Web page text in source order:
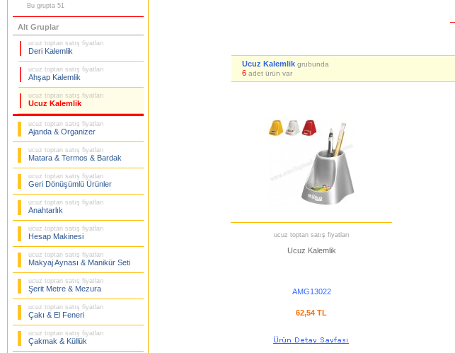
Bu grupta 51
Alt Gruplar
ucuz toptan satış fiyatları
Deri Kalemlik
ucuz toptan satış fiyatları
Ahşap Kalemlik
ucuz toptan satış fiyatları
Ucuz Kalemlik
ucuz toptan satış fiyatları
Ajanda & Organizer
ucuz toptan satış fiyatları
Matara & Termos & Bardak
ucuz toptan satış fiyatları
Geri Dönüşümlü Ürünler
ucuz toptan satış fiyatları
Anahtarlık
ucuz toptan satış fiyatları
Hesap Makinesi
ucuz toptan satış fiyatları
Makyaj Aynası & Manikür Seti
ucuz toptan satış fiyatları
Şerit Metre & Mezura
ucuz toptan satış fiyatları
Çakı & El Feneri
ucuz toptan satış fiyatları
Çakmak & Küllük
Ucuz Kalemlikgrubunda
6adet ürün var
ucuz toptan satış fiyatları
Ucuz Kalemlik
AMG13022
62,54 TL